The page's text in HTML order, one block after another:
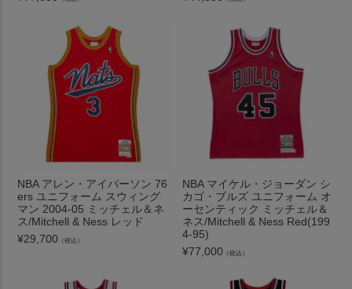
NBA アレン・アイバーソン 76
ers ユニフォーム スウィング
マン 2004-05 ミッチェル＆ネ
ス/Mitchell & Ness レッド
¥29,700 （税込）
NBA マイケル・ジョーダン シ
カゴ・ブルズ ユニフォーム オ
ーセンティック ミッチェル＆
ネス/Mitchell & Ness Red(199
4-95)
¥77,000 （税込）